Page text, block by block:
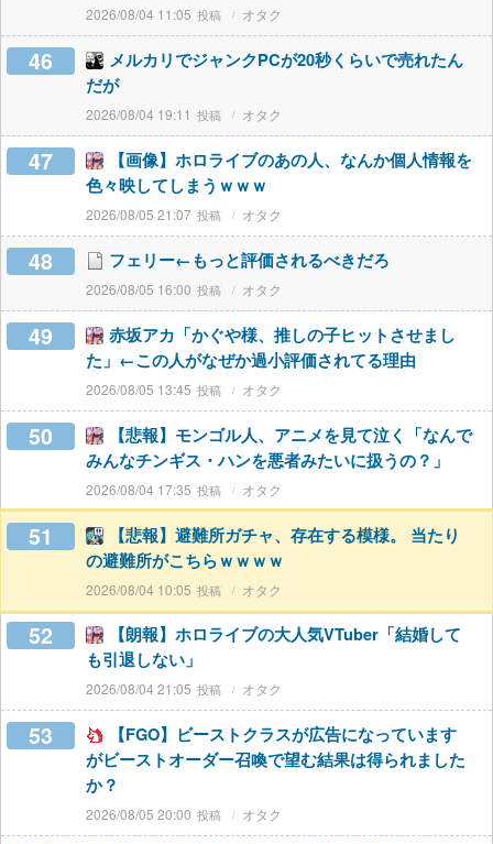
2026/08/04 11:05 オタク
46
メルカリでジャンクPCが20秒くらいで売れたん
だが
2026/08/04 19:11 オタク
47
【画像】ホロライブのあの人、なんか個人情報を
色々映してしまうｗｗｗ
2026/08/05 21:07 オタク
48 フェリー←もっと評価されるべきだろ
2026/08/05 16:00 オタク
49
赤坂アカ「かぐや様、推しの子ヒットさせまし
た」←この人がなぜか過小評価されてる理由
2026/08/05 13:45 オタク
50
【悲報】モンゴル人、アニメを見て泣く「なんで
みんなチンギス・ハンを悪者みたいに扱うの？」
2026/08/04 17:35 オタク
51
【悲報】避難所ガチャ、存在する模様。 当たり
の避難所がこちらｗｗｗｗ
2026/08/04 10:05 オタク
52
【朗報】ホロライブの大人気VTuber「結婚して
も引退しない」
2026/08/04 21:05 オタク
53
【FGO】ビーストクラスが広告になっています
がビーストオーダー召喚で望む結果は得られました
か？
2026/08/05 20:00 オタク